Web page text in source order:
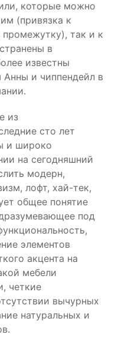
которые можно
(привязка к
так и к
в
известны
Анны и чиппендейл в
из
сто лет
и широко
на сегодняшний
модерн,
лофт, хай-тек,
общее понятие
под
элементов
акцента на
мебели
четкие
вычурных
натуральных и